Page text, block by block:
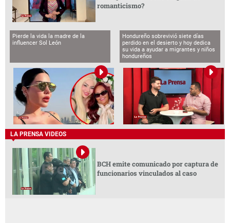
romanticismo?
Pierde la vida la madre de la
influencer Sol León
Hondureño sobrevivió siete días
perdido en el desierto y hoy dedica
su vida a ayudar a migrantes y niños
hondureños
LA PRENSA VIDEOS
BCH emite comunicado por captura de
funcionarios vinculados al caso